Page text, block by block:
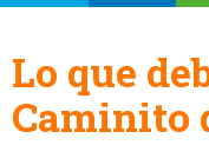
Lo que
Caminito